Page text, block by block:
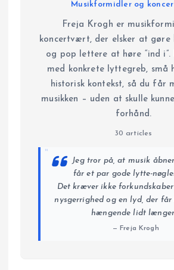
Musikformidler og
Freja Krogh er
koncertvært, der elsker at gøre
og pop lettere at høre “ind i”.
med konkrete lyttegreb, små
historisk kontekst, så du får
musikken – uden at skulle
forhånd.
30 articles
“
Jeg tror på, at musik
får et par gode lytte-
Det kræver ikke forkundskaber
nysgerrighed og en lyd, der
hængende lidt
— Freja Krogh